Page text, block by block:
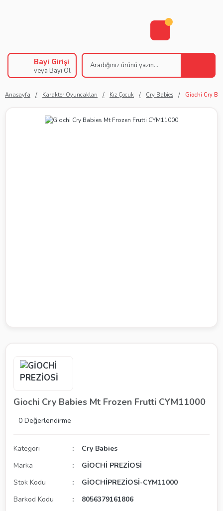
Bayi Girişi
veya Bayi Ol
Anasayfa Karakter Oyuncakları Kız Çocuk Cry Babies Giochi Cry
Giochi Cry Babies Mt Frozen Frutti CYM11000
0 Değerlendirme
Kategori
Cry Babies
Marka
GİOCHİ PREZİOSİ
Stok Kodu
GİOCHİPREZİOSİ-CYM11000
Barkod Kodu
8056379161806